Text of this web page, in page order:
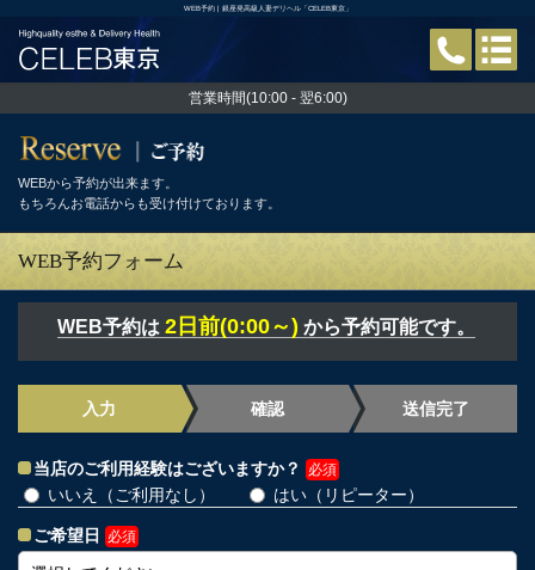
WEB予約 | 銀座発高級人妻デリヘル「CELEB東京」
営業時間(10:00 - 翌6:00)
WEBから予約が出来ます。
もちろんお電話からも受け付けております。
WEB予約フォーム
WEB予約は 2日前(0:00～) から予約可能です。
入力 確認 送信完了
当店のご利用経験はございますか？ 必須
いいえ（ご利用なし） はい（リピーター）
ご希望日 必須